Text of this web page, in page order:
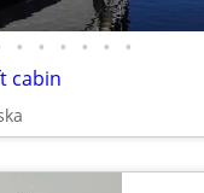
• • • • • •
cabin